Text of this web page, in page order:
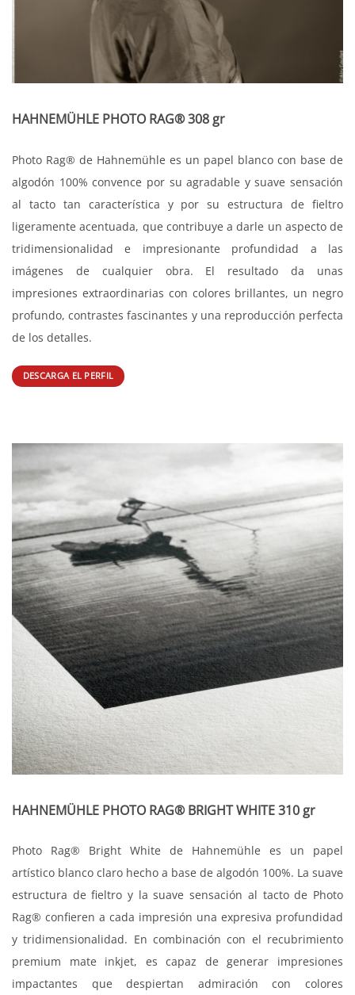
HAHNEMÜHLE PHOTO RAG® 308 gr
Photo Rag® de Hahnemühle es un papel blanco con base de
algodón 100% convence por su agradable y suave sensación
al tacto tan característica y por su estructura de fieltro
ligeramente acentuada, que contribuye a darle un aspecto de
tridimensionalidad e impresionante profundidad a las
profundo, contrastes fascinantes y una reproducción perfecta
de los detalles.
DESCARGA EL PERFIL
HAHNEMÜHLE PHOTO RAG® BRIGHT WHITE 310 gr
Photo Rag® Bright White de Hahnemühle es un papel